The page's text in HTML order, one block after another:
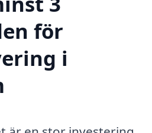
för
i